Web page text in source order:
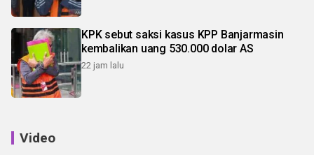
KPK sebut saksi kasus KPP Banjarmasin
kembalikan uang 530.000 dolar AS
22 jam lalu
Video